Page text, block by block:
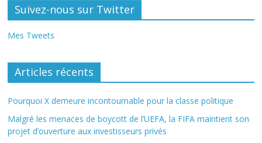
Suivez-nous sur Twitter
Mes Tweets
Articles récents
Pourquoi X demeure incontournable pour la classe politique
Malgré les menaces de boycott de l’UEFA, la FIFA maintient son
projet d’ouverture aux investisseurs privés